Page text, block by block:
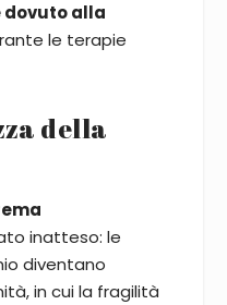
dovuto alla
le terapie
della
inatteso: le
diventano
in cui la fragilità